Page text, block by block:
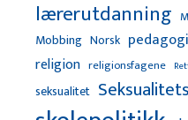
lærerutdanning
Mobbing Norsk
religion religionsfagene
seksualitet